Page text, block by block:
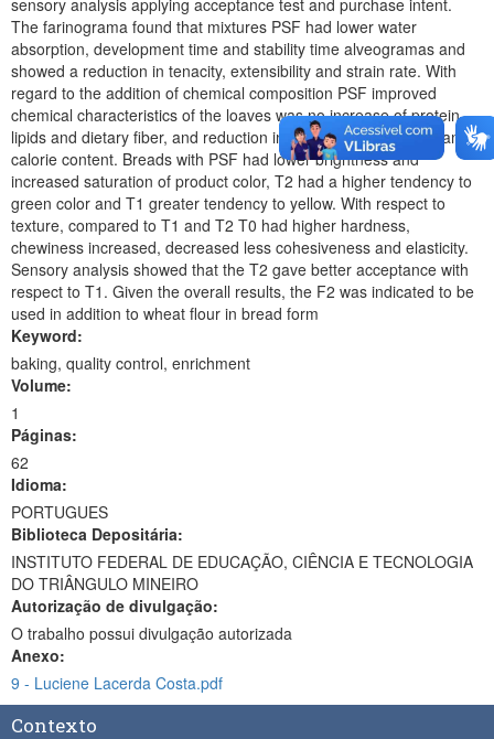
sensory analysis applying acceptance test and purchase intent.
The farinograma found that mixtures PSF had lower water
absorption, development time and stability time alveogramas and
showed a reduction in tenacity, extensibility and strain rate. With
regard to the addition of chemical composition PSF improved
chemical characteristics of the loaves was no increase of protein,
lipids and dietary fiber, and reduction in carbohydrate content and
calorie content. Breads with PSF had lower brightness and
increased saturation of product color, T2 had a higher tendency to
green color and T1 greater tendency to yellow. With respect to
texture, compared to T1 and T2 T0 had higher hardness,
chewiness increased, decreased less cohesiveness and elasticity.
Sensory analysis showed that the T2 gave better acceptance with
respect to T1. Given the overall results, the F2 was indicated to be
used in addition to wheat flour in bread form
Keyword:
baking, quality control, enrichment
Volume:
1
Páginas:
62
Idioma:
PORTUGUES
Biblioteca Depositária:
INSTITUTO FEDERAL DE EDUCAÇÃO, CIÊNCIA E TECNOLOGIA
DO TRIÂNGULO MINEIRO
Autorização de divulgação:
O trabalho possui divulgação autorizada
Anexo:
9 - Luciene Lacerda Costa.pdf
Contexto